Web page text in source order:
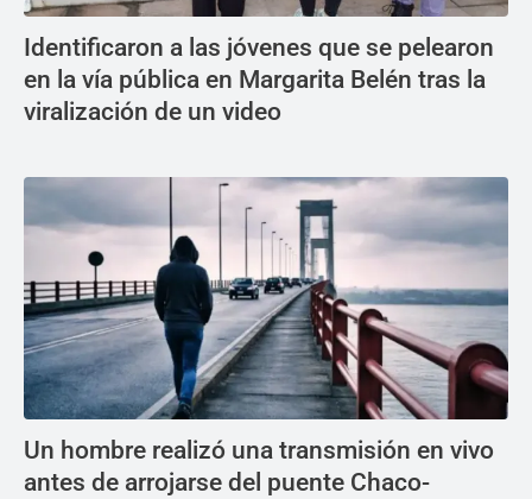
Identificaron a las jóvenes que se pelearon
en la vía pública en Margarita Belén tras la
viralización de un video
Un hombre realizó una transmisión en vivo
antes de arrojarse del puente Chaco-